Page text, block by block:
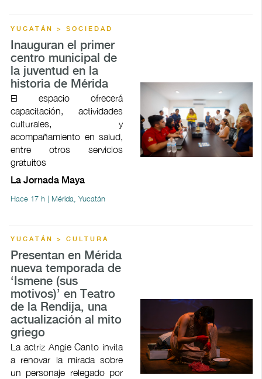
YUCATÁN > SOCIEDAD
Inauguran el primer
centro municipal de
la juventud en la
historia de Mérida
El espacio ofrecerá
capacitación, actividades
culturales, y
acompañamiento en salud,
entre otros servicios
gratuitos
La Jornada Maya
Hace 17 h | Mérida, Yucatán
YUCATÁN > CULTURA
Presentan en Mérida
nueva temporada de
‘Ismene (sus
motivos)’ en Teatro
de la Rendija, una
actualización al mito
griego
La actriz Angie Canto invita
a renovar la mirada sobre
un personaje relegado por